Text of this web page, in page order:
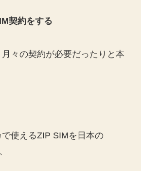
契約をする
々の契約が必要だったりと本
使えるZIP SIMを日本の